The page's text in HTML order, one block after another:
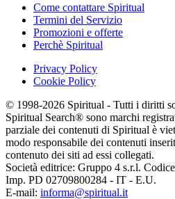
Come contattare Spiritual
Termini del Servizio
Promozioni e offerte
Perchè Spiritual
Privacy Policy
Cookie Policy
© 1998-2026 Spiritual - Tutti i diritti
Spiritual Search® sono marchi
parziale dei contenuti di Spiritual è
modo responsabile dei contenuti
contenuto dei siti ad essi collegati.
Società editrice: Gruppo 4 s.r.l.
Imp. PD 02709800284 - IT - E.U.
E-mail: informa@spiritual.it